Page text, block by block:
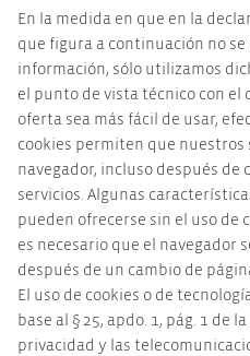
En la medida en que en la
que figura a continuación no
información, sólo utilizamos
el punto de vista técnico con
oferta sea más fácil de usar,
cookies permiten que nuestros
navegador, incluso después de
servicios. Algunas
pueden ofrecerse sin el uso de
es necesario que el navegador
después de un cambio de
El uso de cookies o de
base al § 25, apdo. 1, pág. 1 de
privacidad y las